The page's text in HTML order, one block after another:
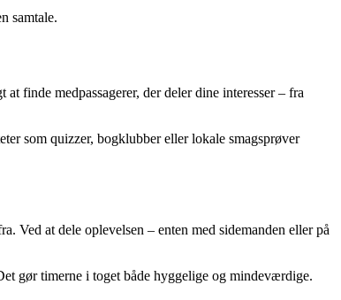
samtale.
finde medpassagerer, der deler dine interesser – fra
som quizzer, bogklubber eller lokale smagsprøver
Ved at dele oplevelsen – enten med sidemanden eller på
gør timerne i toget både hyggelige og mindeværdige.